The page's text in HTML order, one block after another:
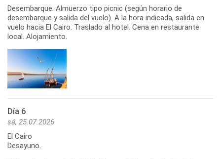
Desembarque. Almuerzo tipo picnic (según horario de
desembarque y salida del vuelo). A la hora indicada, salida en
vuelo hacia El Cairo. Traslado al hotel. Cena en restaurante
local. Alojamiento.
Día 6
sá, 25.07.2026
El Cairo
Desayuno.